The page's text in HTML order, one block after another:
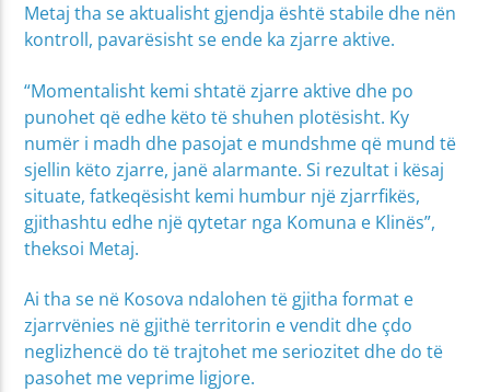
Metaj tha se aktualisht gjendja është stabile dhe nën
kontroll, pavarësisht se ende ka zjarre aktive.
“Momentalisht kemi shtatë zjarre aktive dhe po
punohet që edhe këto të shuhen plotësisht. Ky
numër i madh dhe pasojat e mundshme që mund të
sjellin këto zjarre, janë alarmante. Si rezultat i kësaj
situate, fatkeqësisht kemi humbur një zjarrfikës,
gjithashtu edhe një qytetar nga Komuna e Klinës”,
theksoi Metaj.
Ai tha se në Kosova ndalohen të gjitha format e
zjarrvënies në gjithë territorin e vendit dhe çdo
neglizhencë do të trajtohet me seriozitet dhe do të
pasohet me veprime ligjore.